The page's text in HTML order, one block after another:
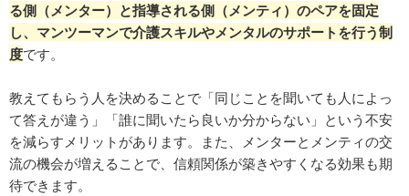
る側（メンター）と指導される側（メンティ）のペアを固定
し、マンツーマンで介護スキルやメンタルのサポートを行う制
度です。
教えてもらう人を決めることで「同じことを聞いても人によっ
て答えが違う」「誰に聞いたら良いか分からない」という不安
を減らすメリットがあります。また、メンターとメンティの交
流の機会が増えることで、信頼関係が築きやすくなる効果も期
待できます。